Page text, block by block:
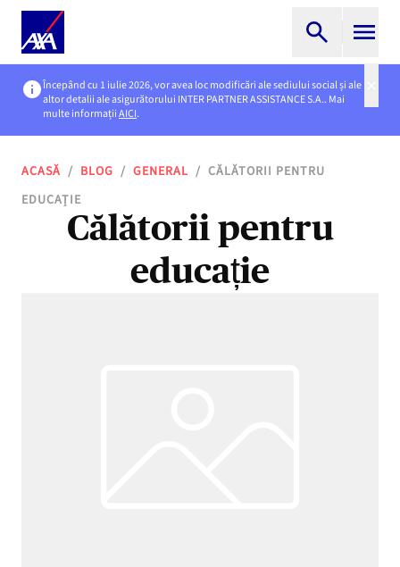
Începând cu 1 iulie 2026, vor avea loc modificări ale sediului social și ale
altor detalii ale asigurătorului INTER PARTNER ASSISTANCE S.A.. Mai
multe informațiiAICI.
ACASĂ / BLOG / GENERAL / CĂLĂTORII PENTRU
EDUCAȚIE
Călătorii pentru
educație